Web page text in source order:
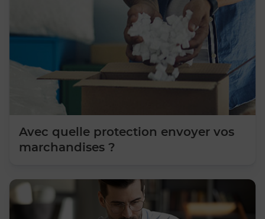
Avec quelle protection envoyer vos
marchandises ?